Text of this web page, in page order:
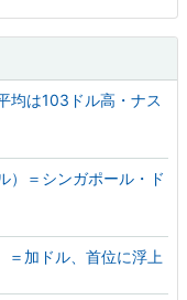
は103ドル高・ナス
）＝シンガポール・ド
＝加ドル、首位に浮上